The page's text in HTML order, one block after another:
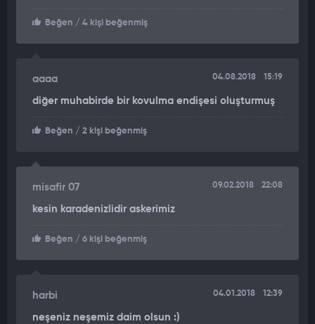
Beğen / 4 kişi beğenmiş
aaaa 04.08.2018 15:19
diğer muhabirde bir kovulma endişesi oluşturmuş
Beğen / 2 kişi beğenmiş
misafir 07 09.02.2018 22:08
kesin karadenizlidir askerimiz
Beğen / 6 kişi beğenmiş
harbi 04.01.2018 12:39
neşeniz neşemiz daim olsun :)